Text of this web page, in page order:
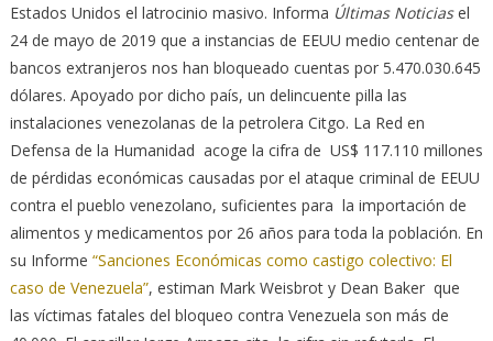
Estados Unidos el latrocinio masivo. Informa Últimas Noticiasel
24 de mayo de 2019 que a instancias de EEUU medio centenar de
bancos extranjeros nos han bloqueado cuentas por 5.470.030.645
dólares. Apoyado por dicho país, un delincuente pilla las
instalaciones venezolanas de la petrolera Citgo. La Red en
Defensa de la Humanidad acoge la cifra de US$ 117.110 millones
de pérdidas económicas causadas por el ataque criminal de EEUU
contra el pueblo venezolano, suficientes para la importación de
alimentos y medicamentos por 26 años para toda la población. En
su Informe “Sanciones Económicas como castigo colectivo: El
caso de Venezuela”, estiman Mark Weisbrot y Dean Baker que
las víctimas fatales del bloqueo contra Venezuela son más de